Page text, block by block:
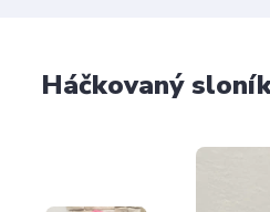
Háčkovaný